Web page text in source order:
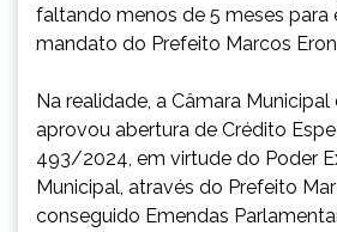
faltando menos de 5 meses para
mandato do Prefeito Marcos
Na realidade, a Câmara
aprovou abertura de Crédito
493/2024, em virtude do Poder
Municipal, através do Prefeito
conseguido Emendas